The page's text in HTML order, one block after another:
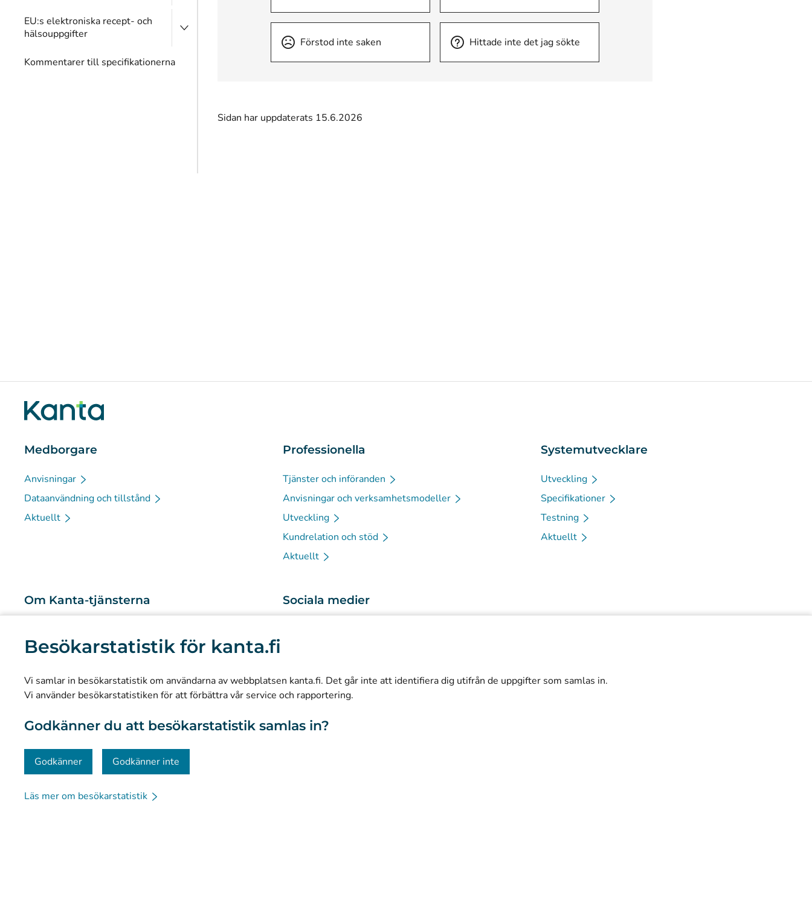
Besökarstatistik för kanta.fi
Vi samlar in besökarstatistik om användarna av webbplatsen kanta.fi. Det går inte att identifiera dig utifrån de uppgifter som samlas in.
Vi använder besökarstatistiken för att förbättra vår service och rapportering.
Godkänner du att besökarstatistik samlas in?
Godkänner Godkänner inte
Läs mer om besökarstatistik
EU:s elektroniska recept- och
hälsouppgifter
Kommentarer till specifikationerna
Förstod inte saken Hittade inte det jag sökte
Sidan har uppdaterats 15.6.2026
Medborgare
Anvisningar
Dataanvändning och tillstånd
Aktuellt
Professionella
Tjänster och införanden
Anvisningar och verksamhetsmodeller
Utveckling
Kundrelation och stöd
Aktuellt
Systemutvecklare
Utveckling
Specifikationer
Testning
Aktuellt
Om Kanta-tjänsterna
Forskning och kunskapsbaserad ledning
Dataskydd och tillgänglighet
Kommunikation och sociala medier
Sociala medier
© Kanta-Palvelut, Kansaneläkelaitos